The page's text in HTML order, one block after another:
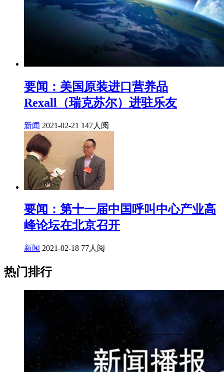
要闻：美国原装进口营养品
Rexall（瑞克苏尔）进驻乐友
新闻 2021-02-21 147人阅
要闻：第十一届中国呼叫中心产业高
峰论坛在北京召开
新闻 2021-02-18 77人阅
热门排行